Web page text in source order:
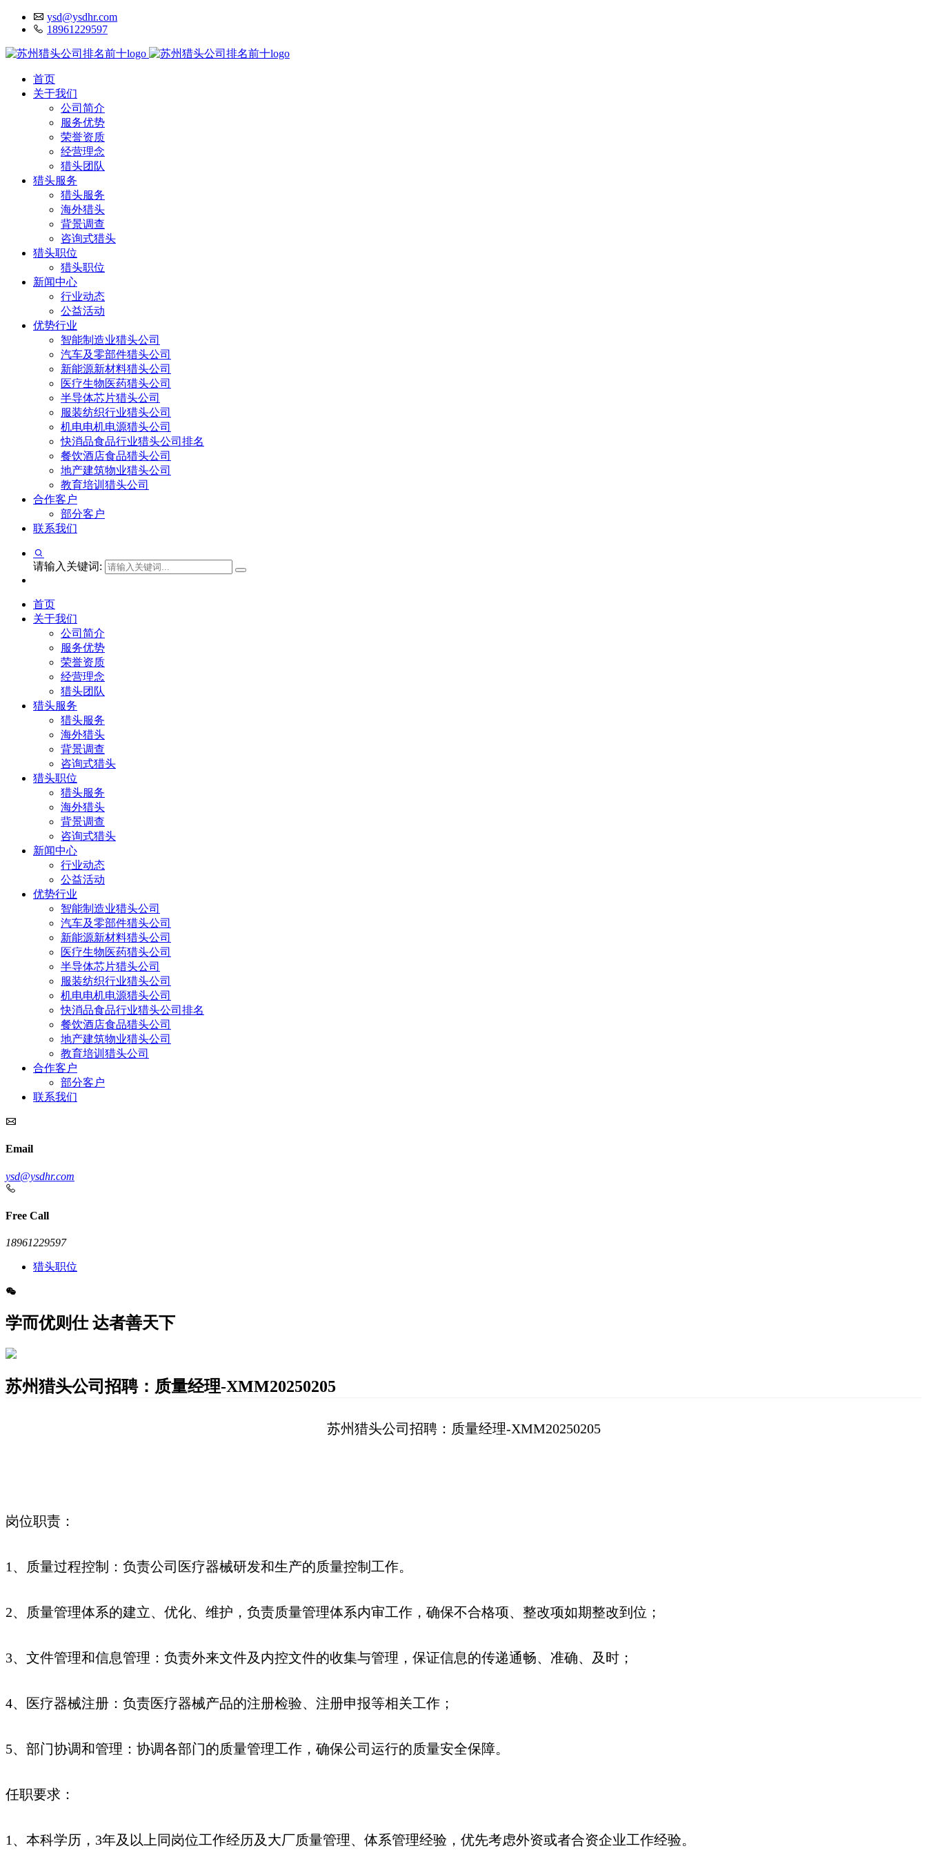
ysd@ysdhr.com
18961229597
首页
关于我们
公司简介
服务优势
荣誉资质
经营理念
猎头团队
猎头服务
猎头服务
海外猎头
背景调查
咨询式猎头
猎头职位
猎头职位
新闻中心
行业动态
公益活动
优势行业
智能制造业猎头公司
汽车及零部件猎头公司
新能源新材料猎头公司
医疗生物医药猎头公司
半导体芯片猎头公司
服装纺织行业猎头公司
机电电机电源猎头公司
快消品食品行业猎头公司排名
餐饮酒店食品猎头公司
地产建筑物业猎头公司
教育培训猎头公司
合作客户
部分客户
联系我们
请输入关键词:
首页
关于我们
公司简介
服务优势
荣誉资质
经营理念
猎头团队
猎头服务
猎头服务
海外猎头
背景调查
咨询式猎头
猎头职位
猎头服务
海外猎头
背景调查
咨询式猎头
新闻中心
行业动态
公益活动
优势行业
智能制造业猎头公司
汽车及零部件猎头公司
新能源新材料猎头公司
医疗生物医药猎头公司
半导体芯片猎头公司
服装纺织行业猎头公司
机电电机电源猎头公司
快消品食品行业猎头公司排名
餐饮酒店食品猎头公司
地产建筑物业猎头公司
教育培训猎头公司
合作客户
部分客户
联系我们
Email
ysd@ysdhr.com
Free Call
18961229597
猎头职位
学而优则仕 达者善天下
苏州猎头公司招聘：质量经理-XMM20250205
苏州猎头公司招聘：质量经理-XMM20250205
岗位职责：
1、质量过程控制：负责公司医疗器械研发和生产的质量控制工作。
2、质量管理体系的建立、优化、维护，负责质量管理体系内审工作，确保不合格项、整改项如期整改到位；
3、文件管理和信息管理：负责外来文件及内控文件的收集与管理，保证信息的传递通畅、准确、及时；
4、医疗器械注册：负责医疗器械产品的注册检验、注册申报等相关工作；
5、部门协调和管理：协调各部门的质量管理工作，确保公司运行的质量安全保障。
任职要求：
1、本科学历，3年及以上同岗位工作经历及大厂质量管理、体系管理经验，优先考虑外资或者合资企业工作经验。